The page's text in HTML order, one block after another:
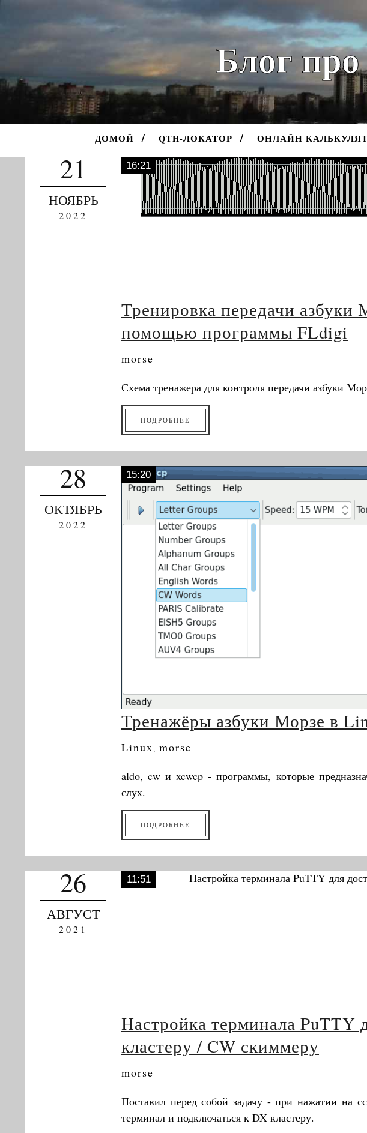
Блог
ДОМОЙ QTH-ЛОКАТОР ОНЛАЙН
21
НОЯБРЬ
2022
16:21
Тренировка передачи азбуки
помощью программы FLdigi
morse
Схема тренажера для контроля передачи азбуки
ПОДРОБНЕЕ
28
ОКТЯБРЬ
2022
15:20
Тренажёры азбуки Морзе в
Linux, morse
aldo, cw и xcwcp - программы, которые
слух.
ПОДРОБНЕЕ
26
АВГУСТ
2021
11:51
Настройка терминала PuTTY
кластеру / CW скиммеру
morse
Поставил перед собой задачу - при нажатии на
терминал и подключаться к DX кластеру.